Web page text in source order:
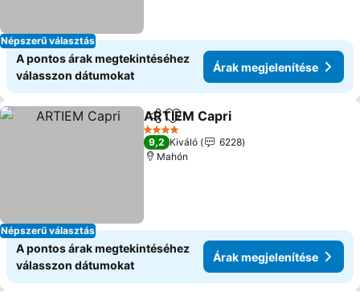
Népszerű választás
A pontos árak megtekintéséhez
válasszon dátumokat
Árak megjelenítése
Népszerű választás
Megosztás
Hozzáadás a kedvencekhez
ARTIEM Capri
4 Kategória
9,2 Kiváló
6228
Mahón
A pontos árak megtekintéséhez
válasszon dátumokat
Árak megjelenítése